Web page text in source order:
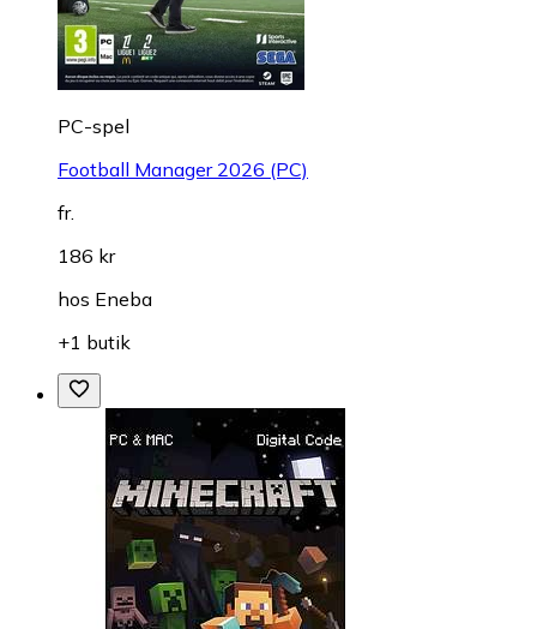
PC-spel
Football Manager 2026 (PC)
fr.
186 kr
hos Eneba
+1 butik